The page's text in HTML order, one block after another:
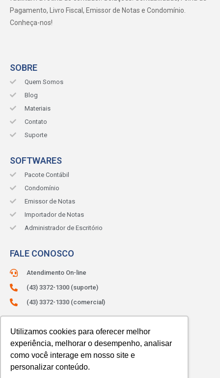
Utilizamos cookies para oferecer melhor
experiência, melhorar o desempenho, analisar
como você interage em nosso site e
personalizar conteúdo.
Pagamento, Livro Fiscal, Emissor de Notas e Condomínio.
Conheça-nos!
SOBRE
Quem Somos
Blog
Materiais
Contato
Suporte
SOFTWARES
Pacote Contábil
Condomínio
Emissor de Notas
Importador de Notas
Administrador de Escritório
FALE CONOSCO
Atendimento On-line
(43) 3372-1300 (suporte)
(43) 3372-1330 (comercial)
ATENDIMENTO:Segunda à sexta.
Das 8h às 12h e das 13h às 18h.